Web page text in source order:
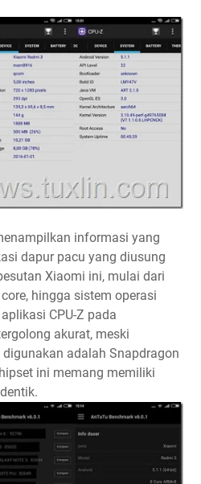
informasi yang
dapur pacu yang diusung
Xiaomi ini, mulai dari
hingga sistem operasi
CPU-Z pada
akurat, meski
adalah Snapdragon
ini memang memiliki